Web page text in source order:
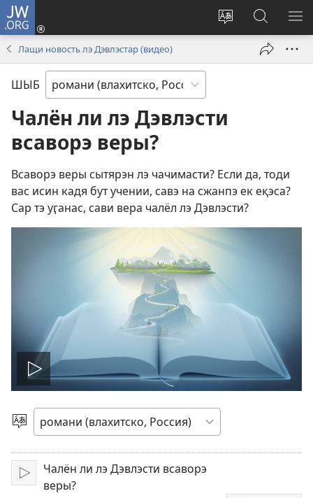
JW.ORG
Парув
Тэ
зажас
(открывается
Родэ
по
сайто
Лащи новость лэ Дэвлэстар (видео)
ШЫБ
Чалён ли лэ Дэвлэсти
всаворэ веры?
Всаворэ веры сытярэн лэ чачимасти? Если да, тоди
вас исин кадя бут учении, савэ на сжанпэ ек еқэса?
Сар тэ уӷанас, сави вера чалёл лэ Дэвлэсти?
Включисар
о
видео
Витидэ
шыб
Воспроизвести
Чалён ли лэ Дэвлэсти всаворэ
веры?